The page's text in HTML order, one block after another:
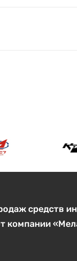
средств
компании